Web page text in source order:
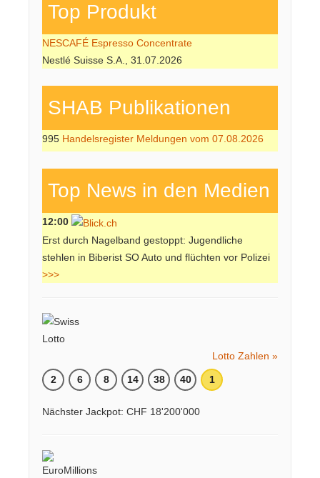
Top Produkt
NESCAFÉ Espresso Concentrate
Nestlé Suisse S.A., 31.07.2026
SHAB Publi­kati­onen
995 Handelsregister Meldungen vom 07.08.2026
Top News in den Medien
12:00
Erst durch Nagelband gestoppt: Jugendliche
stehlen in Biberist SO Auto und flüchten vor Polizei
>>>
Lotto Zahlen »
2 6 8 14 38 40 1
Nächster Jackpot: CHF 18'200'000